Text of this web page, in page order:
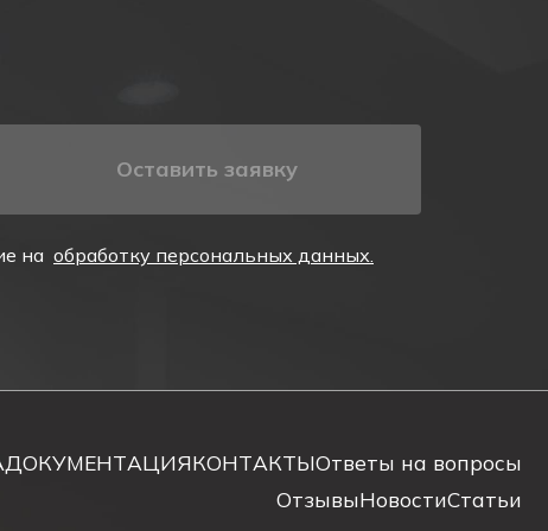
Это надежный источник аварийного
с аккумуляторной батареей.
указателя при помощи двух винтов. Высокая
Оставить заявку
на обработку персональных данных.
ДОКУМЕНТАЦИЯКОНТАКТЫОтветы на вопросы
ОтзывыНовостиСтатьи